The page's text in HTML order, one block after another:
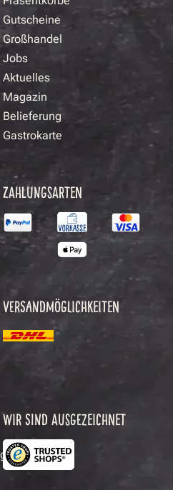
Gutscheine
Großhandel
Jobs
Aktuelles
Magazin
Belieferung
Gastrokarte
ZAHLUNGSARTEN
VERSANDMÖGLICHKEITEN
WIR SIND AUSGEZEICHNET